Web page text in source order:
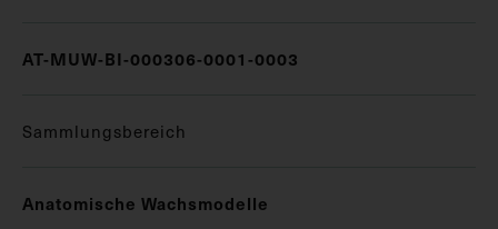
AT-MUW-BI-000306-0001-0003
Sammlungsbereich
Anatomische Wachsmodelle